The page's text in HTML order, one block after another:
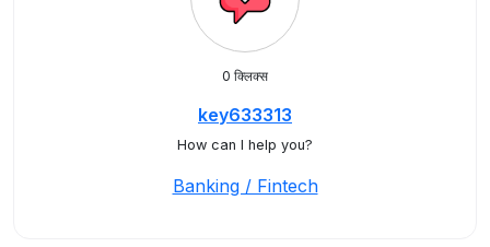
0 क्लिक्स
key633313
How can I help you?
Banking / Fintech